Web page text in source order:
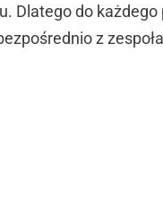
Dlatego do
z